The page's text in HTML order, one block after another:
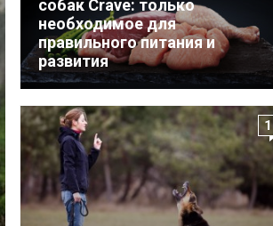
собак Crave: только
необходимое для
правильного питания и
развития
1